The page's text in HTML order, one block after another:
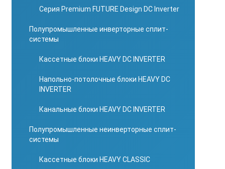
Серия Premium FUTURE Design DC Inverter
Полупромышленные инверторные сплит-
системы
Кассетные блоки HEAVY DC INVERTER
Напольно-потолочные блоки HEAVY DC
INVERTER
Канальные блоки HEAVY DC INVERTER
Полупромышленные неинверторные сплит-
системы
Кассетные блоки HEAVY CLASSIC